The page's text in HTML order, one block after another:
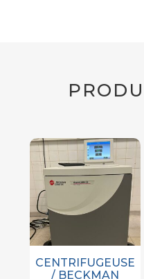
CENTRIFUGEUSE
/ BECKMAN